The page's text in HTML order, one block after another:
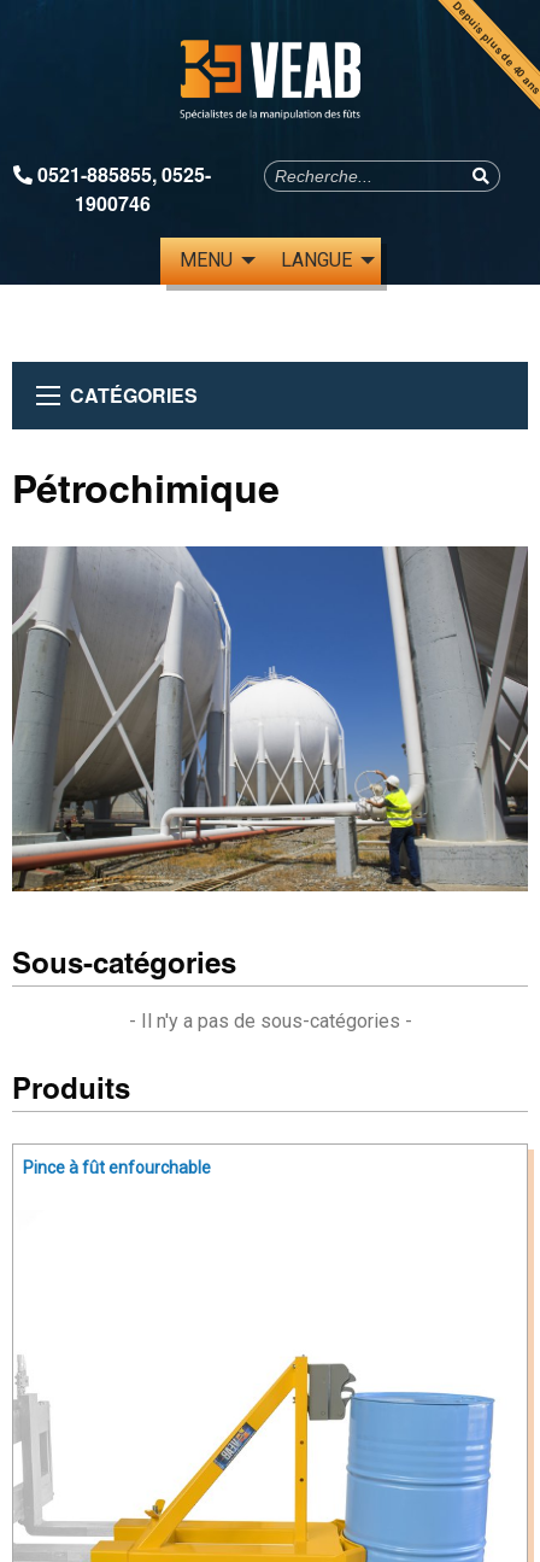
Depuis plus de
0521-885855,0525-
1900746
MENU LANGUE
CATÉGORIES
Pétrochimique
Sous-catégories
- Il n'y a pas de sous-catégories -
Produits
Pince à fût enfourchable